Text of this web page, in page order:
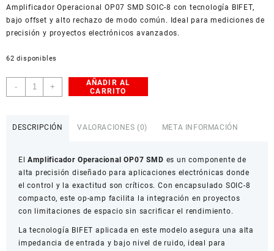
American Dollar
Amplificador Operacional OP07 SMD SOIC-8 con tecnología BIFET,
bajo offset y alto rechazo de modo común. Ideal para mediciones de
precisión y proyectos electrónicos avanzados.
62 disponibles
-
Amplificador
Operacional
cantidad
+
AÑADIR AL
CARRITO
DESCRIPCIÓN VALORACIONES (0) META INFORMACIÓN
ElAmplificador Operacional OP07 SMD es un componente de
alta precisión diseñado para aplicaciones electrónicas donde
el control y la exactitud son críticos. Con encapsulado SOIC-8
compacto, este op-amp facilita la integración en proyectos
con limitaciones de espacio sin sacrificar el rendimiento.
La tecnología BIFET aplicada en este modelo asegura una alta
impedancia de entrada y bajo nivel de ruido, ideal para